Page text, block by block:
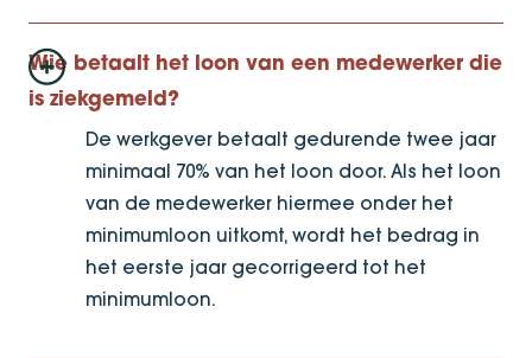
Wie betaalt het loon van een medewerker die
is ziekgemeld?
De werkgever betaalt gedurende twee jaar
minimaal 70% van het loon door. Als het loon
van de medewerker hiermee onder het
minimumloon uitkomt, wordt het bedrag in
het eerste jaar gecorrigeerd tot het
minimumloon.